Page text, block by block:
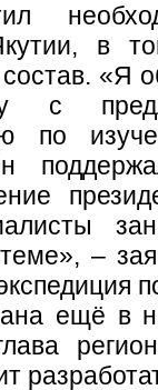
в
«Я
с
по
–
ещё в